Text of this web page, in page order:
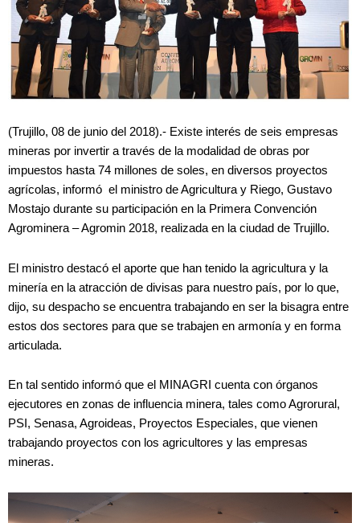
(Trujillo, 08 de junio del 2018).- Existe interés de seis empresas
mineras por invertir a través de la modalidad de obras por
impuestos hasta 74 millones de soles, en diversos proyectos
agrícolas, informó el ministro de Agricultura y Riego, Gustavo
Mostajo durante su participación en la Primera Convención
Agrominera – Agromin 2018, realizada en la ciudad de Trujillo.
El ministro destacó el aporte que han tenido la agricultura y la
minería en la atracción de divisas para nuestro país, por lo que,
dijo, su despacho se encuentra trabajando en ser la bisagra entre
estos dos sectores para que se trabajen en armonía y en forma
articulada.
En tal sentido informó que el MINAGRI cuenta con órganos
ejecutores en zonas de influencia minera, tales como Agrorural,
PSI, Senasa, Agroideas, Proyectos Especiales, que vienen
trabajando proyectos con los agricultores y las empresas
mineras.